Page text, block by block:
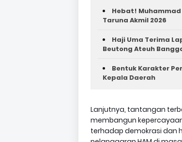
Hebat!
Taruna Akmil 2026
Haji Uma Terima
Beutong Ateuh
Bentuk Karakter
Kepala Daerah
Lanjutnya, tantangan
membangun
terhadap demokrasi dan